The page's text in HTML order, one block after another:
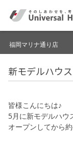
ユニバーサル
コンセプトプ
福岡マリナ通り店
ブログ
イベント
新モデルハウ
皆様こんにちは♪
5月に新モデルハウ
オープンしてから